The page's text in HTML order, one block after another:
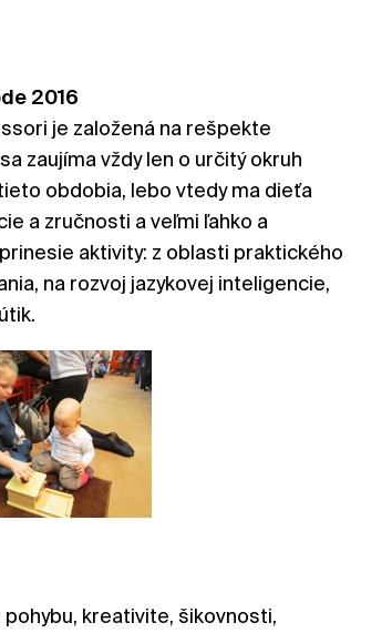
2016
je založená na rešpekte
zaujíma vždy len o určitý okruh
obdobia, lebo vtedy ma dieťa
a zručnosti a veľmi ľahko a
aktivity: z oblasti praktického
na rozvoj jazykovej inteligencie,
kreativite, šikovnosti,